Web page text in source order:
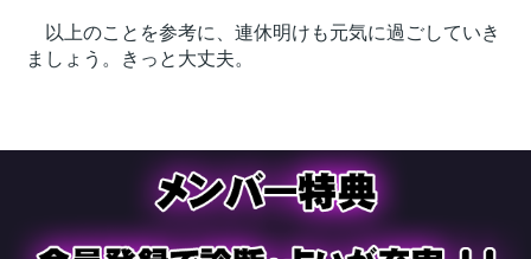
以上のことを参考に、連休明けも元気に過ごしていき
ましょう。きっと大丈夫。